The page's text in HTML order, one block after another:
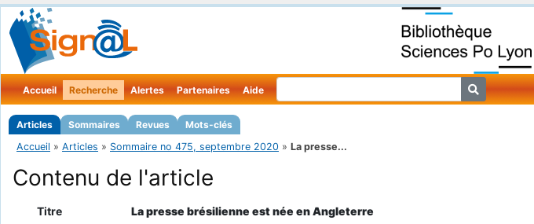
Accueil Recherche
Articles Sommaires Revues Mots-clés
Alertes Partenaires Aide
Accueil » Articles » Sommaire no 475, septembre 2020 » La presse...
Contenu de l'article
Titre
La presse brésilienne est née en Angleterre